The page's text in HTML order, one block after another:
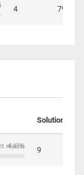
4 79
Solutions
4.47%
réussi 9